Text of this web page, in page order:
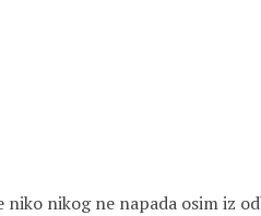
niko nikog ne napada osim iz